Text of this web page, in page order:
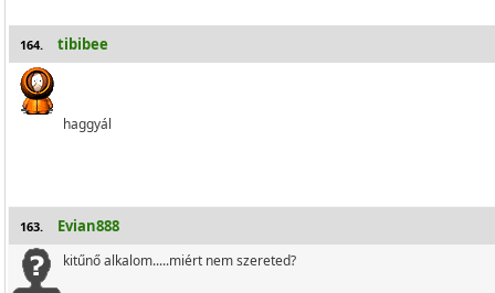
164. tibibee
haggyál
163. Evian888
kitűnő alkalom.....miért nem szereted?